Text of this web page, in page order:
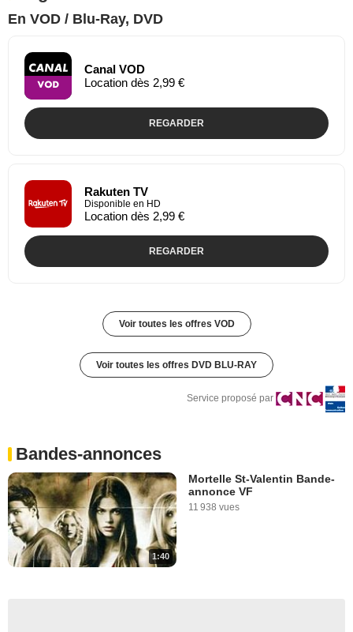
En VOD / Blu-Ray, DVD
Canal VOD
Location dès 2,99 €
REGARDER
Rakuten TV
Disponible en HD
Location dès 2,99 €
REGARDER
Voir toutes les offres VOD
Voir toutes les offres DVD BLU-RAY
Service proposé par
Bandes-annonces
1:40
Mortelle St-Valentin Bande-
annonce VF
11 938 vues